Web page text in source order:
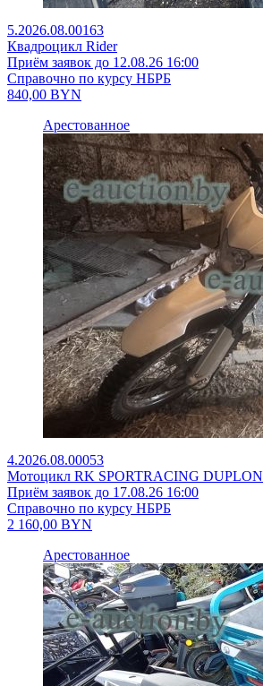
5.2026.08.00163
Квадроцикл Rider
Приём заявок до 12.08.26 16:00
Справочно по курсу НБРБ
840,00 BYN
Арестованное
4.2026.08.00053
Мотоцикл RK SPORTRACING DUPLON
Приём заявок до 17.08.26 16:00
Справочно по курсу НБРБ
2 160,00 BYN
Арестованное